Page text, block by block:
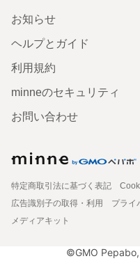
お知らせ
ヘルプとガイド
利用規約
minneのセキュリティ
お問い合わせ
特定商取引法に基づく表記
広告識別子の取得・利用
プライ
メディアキット
©GMO